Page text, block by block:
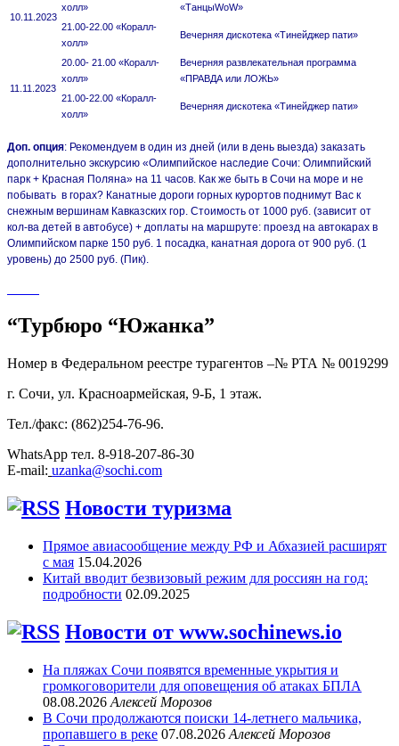
10.11.2023
холл»
«ТанцыWoW»
21.00-22.00 «Коралл-
холл»
Вечерняя дискотека «Тинейджер пати»
11.11.2023
20.00- 21.00 «Коралл-
холл»
Вечерняя развлекательная программа
«ПРАВДА или ЛОЖЬ»
21.00-22.00 «Коралл-
холл»
Вечерняя дискотека «Тинейджер пати»
Доп. опция: Рекомендуем в один из дней (или в день выезда) заказать
дополнительно экскурсию «Олимпийское наследие Сочи: Олимпийский
парк + Красная Поляна» на 11 часов. Как же быть в Сочи на море и не
побывать в горах? Канатные дороги горных курортов поднимут Вас к
снежным вершинам Кавказских гор. Стоимость от 1000 руб. (зависит от
кол-ва детей в автобусе) + доплаты на маршруте: проезд на автокарах в
Олимпийском парке 150 руб. 1 посадка, канатная дорога от 900 руб. (1
уровень) до 2500 руб. (Пик).
“Турбюро “Южанка”
Номер в Федеральном реестре турагентов –№ РТА № 0019299
г. Сочи, ул. Красноармейская, 9-Б, 1 этаж.
Тел./факс: (862)254-76-96.
WhatsApp тел. 8-918-207-86-30
E-mail: uzanka@sochi.com
Новости туризма
Прямое авиасообщение между РФ и Абхазией расширят
с мая 15.04.2026
Китай вводит безвизовый режим для россиян на год:
подробности 02.09.2025
Новости от www.sochinews.io
На пляжах Сочи появятся временные укрытия и
громкоговорители для оповещения об атаках БПЛА
08.08.2026 Алексей Морозов
В Сочи продолжаются поиски 14-летнего мальчика,
пропавшего в реке 07.08.2026 Алексей Морозов